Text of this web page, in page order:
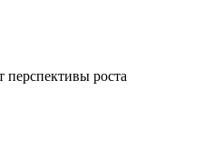
роста